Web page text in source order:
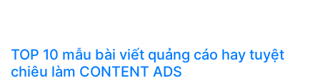
TOP 10 mẫu bài viết quảng cáo hay tuyệt
chiêu làm CONTENT ADS